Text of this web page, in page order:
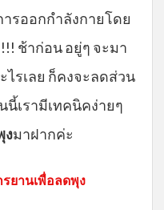
รออกกำลังกายโดย
ช้าก่อน อยู่ๆ จะมา
รเลย ก็คงจะลดส่วน
เรามีเทคนิคง่ายๆ
งมาฝากค่ะ
ยานเพื่อลดพุง